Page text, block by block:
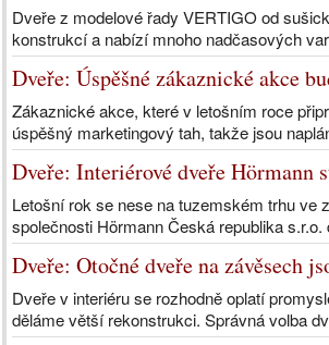
Dveře z modelové řady VERTIGO od
konstrukcí a nabízí mnoho nadčasových
Dveře: Úspěšné zákaznické akce
Zákaznické akce, které v letošním roce
úspěšný marketingový tah, takže jsou
Dveře: Interiérové dveře Hörmann
Letošní rok se nese na tuzemském trhu
společnosti Hörmann Česká republika
Dveře: Otočné dveře na závěsech
Dveře v interiéru se rozhodně oplatí
děláme větší rekonstrukci. Správná volba